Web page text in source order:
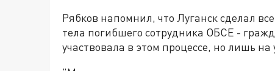
Рябков напомнил, что Луганск сделал
тела погибшего сотрудника ОБСЕ -
участвовала в этом процессе, но лишь